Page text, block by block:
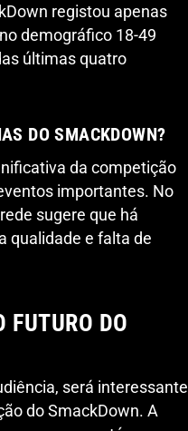
registou apenas
no demográfico 18-49
últimas quatro
DO SMACKDOWN?
da competição
importantes. No
sugere que há
qualidade e falta de
FUTURO DO
será interessante
do SmackDown. A